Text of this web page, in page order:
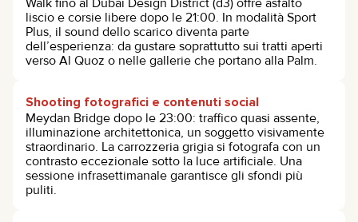
liscio e corsie libere dopo le 21:00. In modalità Sport
Plus, il sound dello scarico diventa parte
dell’esperienza: da gustare soprattutto sui tratti aperti
verso Al Quoz o nelle gallerie che portano alla Palm.
Shooting fotografici e contenuti social
Meydan Bridge dopo le 23:00: traffico quasi assente,
illuminazione architettonica, un soggetto visivamente
straordinario. La carrozzeria grigia si fotografa con un
contrasto eccezionale sotto la luce artificiale. Una
sessione infrasettimanale garantisce gli sfondi più
puliti.